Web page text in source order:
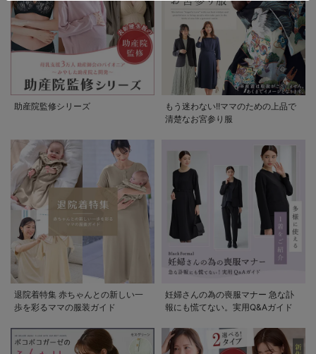
助産院監修シリーズ
もう迷わない!!ママのための上品で
清楚なお宮参り服
退院着特集 赤ちゃんとの新しい一
歩を彩るママの服装ガイド
妊婦さんの為の喪服マナー 急な訃
報にも慌てない。実用Q&Aガイド